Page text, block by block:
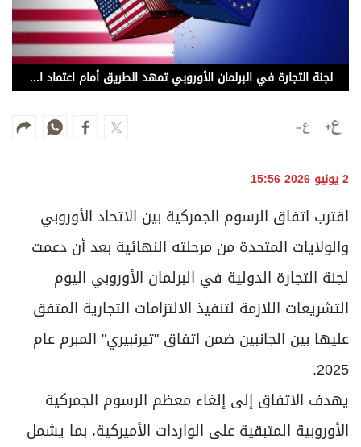
بودكاست
قصة صورة
كاريكتير
مواقيت الصلاة
الأحوال الجوية
لجنة التجارة في البرلمان الأوروبي تمهد الطريق أمام اعتماد اتفاق الرسوم الجمركية مع الولايات المتحدة
2 يونيو 2026 15:56
اقترب اتفاق الرسوم الجمركية بين الاتحاد الأوروبي
والولايات المتحدة من مرحلته النهائية بعد أن دعمت
لجنة التجارة الدولية في البرلمان الأوروبي اليوم
التشريعات اللازمة لتنفيذ الالتزامات التجارية المتفق
عليها بين الجانبين ضمن اتفاق "تيرنبيري" المبرم عام
2025.
يهدف الاتفاق إلى إلغاء معظم الرسوم الجمركية
الأوروبية المتبقية على الواردات الأميركية، بما يشمل